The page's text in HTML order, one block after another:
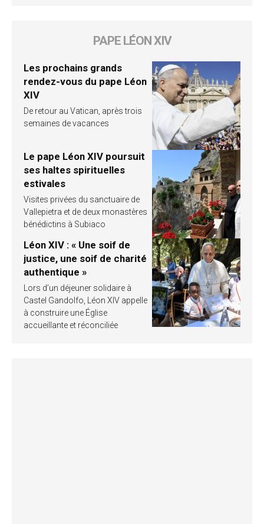
PAPE LÉON XIV
Les prochains grands
rendez-vous du pape Léon
XIV
De retour au Vatican, après trois
semaines de vacances
Le pape Léon XIV poursuit
ses haltes spirituelles
estivales
Visites privées du sanctuaire de
Vallepietra et de deux monastères
bénédictins à Subiaco
Léon XIV : « Une soif de
justice, une soif de charité
authentique »
Lors d’un déjeuner solidaire à
Castel Gandolfo, Léon XIV appelle
à construire une Église
accueillante et réconciliée